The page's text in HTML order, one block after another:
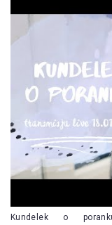
Kundelek o